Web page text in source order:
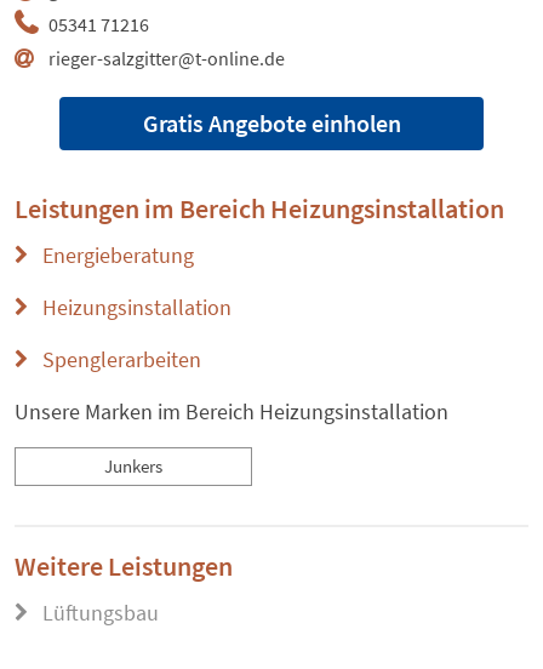
05341 71216
rieger-salzgitter@t-online.de
Gratis Angebote einholen
Leistungen im Bereich Heizungsinstallation
Energieberatung
Heizungsinstallation
Spenglerarbeiten
Unsere Marken im Bereich Heizungsinstallation
Junkers
Weitere Leistungen
Lüftungsbau